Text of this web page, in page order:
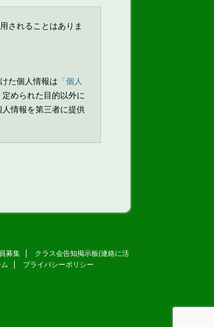
されることはありま
た個人情報は 「個人
められた目的以外に
情報を第三者に提供
募集
クラス会告知掲示板(連絡に活
プライバシーポリシー